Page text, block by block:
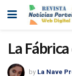
La
by La Nave